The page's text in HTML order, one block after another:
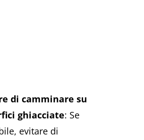
di camminare su
ghiacciate: Se
evitare di